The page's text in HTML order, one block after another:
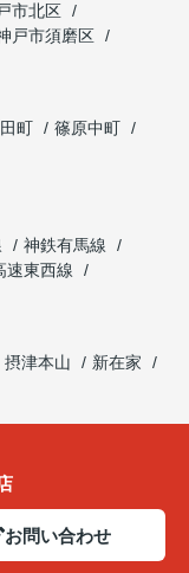
市北区
戸市須磨区
町
篠原中町
神鉄有馬線
速東西線
摂津本山
新在家
お問い合わせ